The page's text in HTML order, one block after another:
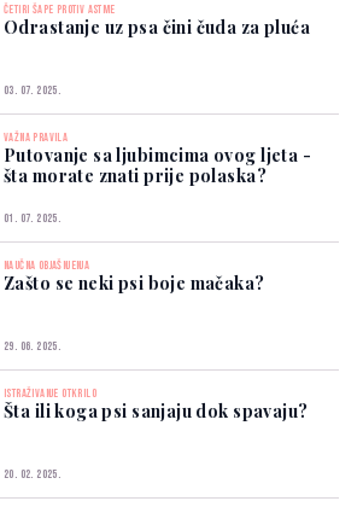
ČETIRI ŠAPE PROTIV ASTME
Odrastanje uz psa čini čuda za pluća
03. 07. 2025.
VAŽNA PRAVILA
Putovanje sa ljubimcima ovog ljeta -
šta morate znati prije polaska?
01. 07. 2025.
NAUČNA OBJAŠNJENJA
Zašto se neki psi boje mačaka?
29. 06. 2025.
ISTRAŽIVANJE OTKRILO
Šta ili koga psi sanjaju dok spavaju?
20. 02. 2025.